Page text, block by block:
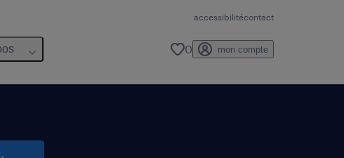
accessibilitécontact
0 mon compte